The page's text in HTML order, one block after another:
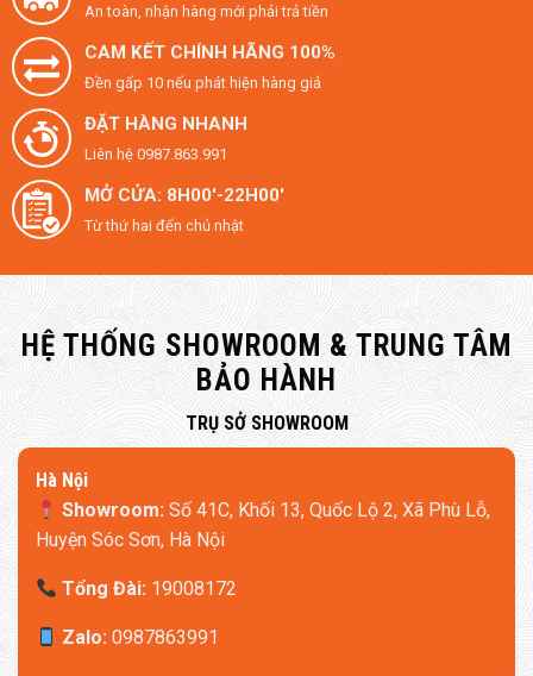
Khung Sợi Thủy Tinh Đức – Bền Vững Như Xe Hạng
Sang
An toàn, nhận hàng mới phải trả tiền
CAM KẾT CHÍNH HÃNG 100%
Đền gấp 10 nếu phát hiện hàng giả
ĐẶT HÀNG NHANH
Liên hệ 0987.863.991
MỞ CỬA: 8H00'-22H00'
Từ thứ hai đến chủ nhật
HỆ THỐNG SHOWROOM & TRUNG TÂM
BẢO HÀNH
​TRỤ SỞ SHOWROOM
Hà Nội
Showroom:Số 41C, Khối 13, Quốc Lộ 2, Xã Phù Lỗ,
Huyện Sóc Sơn, Hà Nội
Tổng Đài:19008172
Zalo:0987863991